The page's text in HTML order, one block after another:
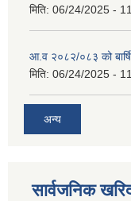
मिति: 06/24/2025 -
आ.व २०८२/०८३ को
मिति: 06/24/2025 -
अन्य
सार्वजनिक